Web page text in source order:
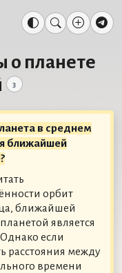
о планете
3
в среднем
ближайшей
орбит
ближайшей
является
если
расстояния между
времени